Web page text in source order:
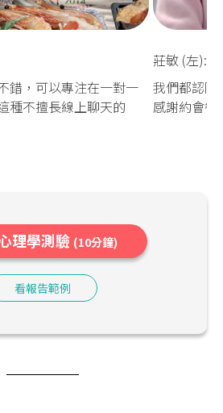
錯，可以專注在一對一
種不擅長線上聊天的
莊敏 (左):
我們都認同
感謝約會餐
理學測驗 (10分鐘)
看報告範例